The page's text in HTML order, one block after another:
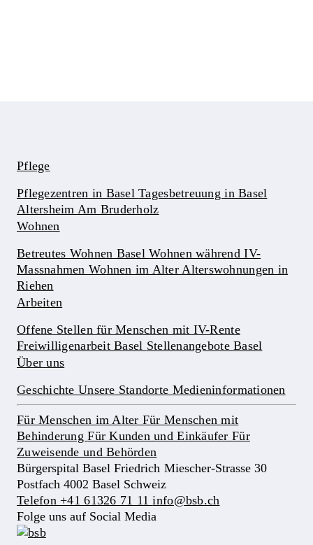
Pflege
Pflegezentren in BaselTagesbetreuung in Basel
Altersheim Am Bruderholz
Wohnen
Betreutes Wohnen BaselWohnen während IV-
Massnahmen Wohnen im AlterAlterswohnungen in
Riehen
Arbeiten
Offene Stellen für Menschen mit IV-Rente
Freiwilligenarbeit Basel Stellenangebote Basel
Über uns
Geschichte Unsere Standorte Medieninformationen
Für Menschen im Alter Für Menschen mit
BehinderungFür Kunden und EinkäuferFür
Zuweisende und Behörden
Bürgerspital Basel Friedrich Miescher-Strasse 30
Postfach 4002 Basel Schweiz
Telefon +41 61326 71 11info@bsb.ch
Folge uns auf Social Media